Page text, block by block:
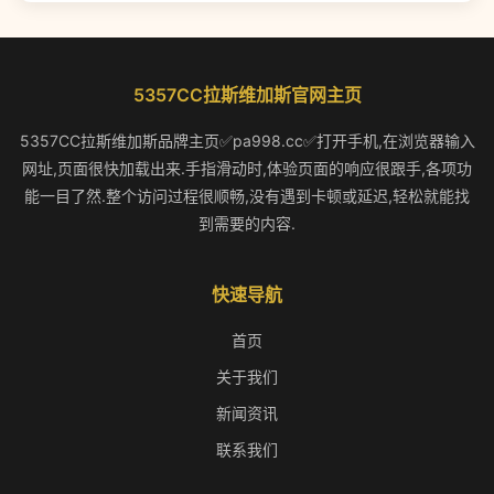
5357CC拉斯维加斯官网主页
5357CC拉斯维加斯品牌主页✅pa998.cc✅打开手机,在浏览器输入
网址,页面很快加载出来.手指滑动时,体验页面的响应很跟手,各项功
能一目了然.整个访问过程很顺畅,没有遇到卡顿或延迟,轻松就能找
到需要的内容.
快速导航
首页
关于我们
新闻资讯
联系我们